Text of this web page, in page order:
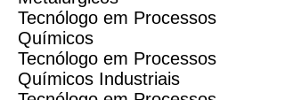
Tecnólogo em Processos
Químicos
Tecnólogo em Processos
Químicos Industriais